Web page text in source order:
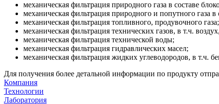
механическая фильтрация природного газа в составе
механическая фильтрация природного и попутного
механическая фильтрация топливного, продувочного газа;
механическая фильтрация технических газов, в т.ч.
механическая фильтрация технической воды;
механическая фильтрация гидравлических масел;
механическая фильтрация жидких углеводородов, в т.ч.
Для получения более детальной информации по продукту
Компания
Технологии
Лаборатория